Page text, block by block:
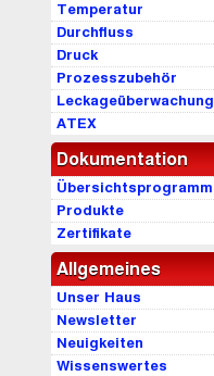
Temperatur
Durchfluss
Druck
Prozesszubehör
Leckageüberwachung
ATEX
Dokumentation
Übersichtsprogramm
Produkte
Zertifikate
Allgemeines
Unser Haus
Newsletter
Neuigkeiten
Wissenswertes